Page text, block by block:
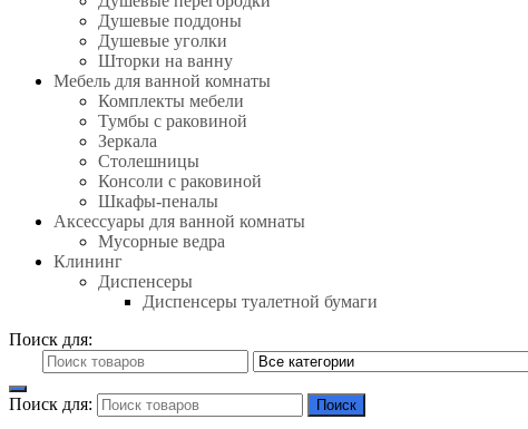
Душевые поддоны
Душевые уголки
Шторки на ванну
Мебель для ванной комнаты
Комплекты мебели
Тумбы с раковиной
Зеркала
Столешницы
Консоли с раковиной
Шкафы-пеналы
Аксессуары для ванной комнаты
Мусорные ведра
Клининг
Диспенсеры
Диспенсеры туалетной бумаги
Поиск для:
Поиск для: Поиск